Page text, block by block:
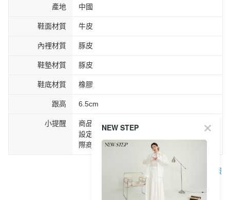
產地 中國
鞋面材質 牛皮
內裡材質 豚皮
鞋墊材質 豚皮
鞋底材質 橡膠
跟高 6.5cm
小提醒
商品圖片顏色會因拍攝燈光環境或個人螢幕
設定不同，而造成部份色差現象，顏色以實
際商品為主。
客服
NEW STEP